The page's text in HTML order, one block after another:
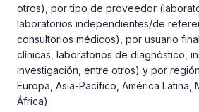
otros), por tipo de proveedor
laboratorios independientes/de
consultorios médicos), por usuario
clínicas, laboratorios de diagnóstico,
investigación, entre otros) y por
Europa, Asia-Pacífico, América Latina,
África).